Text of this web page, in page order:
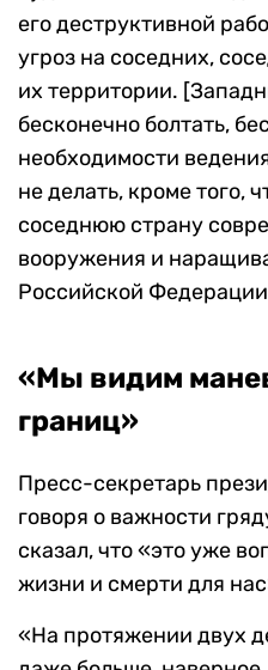
его деструктивной
угроз на соседних,
их территории.
бесконечно болтать,
необходимости
не делать, кроме того,
соседнюю страну
вооружения и
Российской
«Мы видим
границ»
Пресс-секретарь
говоря о важности
сказал, что «это уже
жизни и смерти для
«На протяжении двух